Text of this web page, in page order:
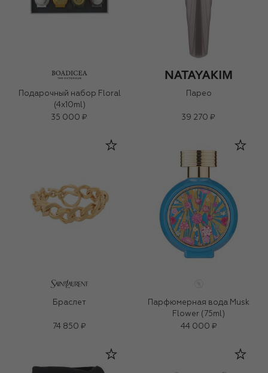
Подарочный набор Floral
(4x10ml)
35 000 ₽
Парео
39 270 ₽
Браслет
74 850 ₽
Парфюмерная вода Musk
Flower (75ml)
44 000 ₽